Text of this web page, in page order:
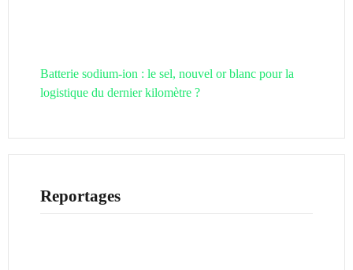
Batterie sodium-ion : le sel, nouvel or blanc pour la
logistique du dernier kilomètre ?
Reportages